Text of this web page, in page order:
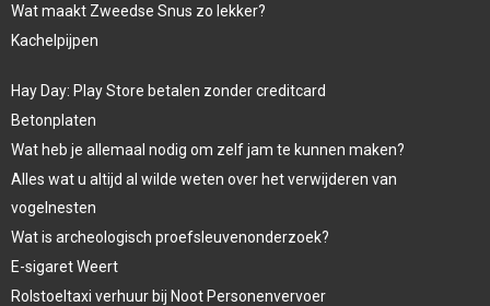
Wat maakt Zweedse Snus zo lekker?
Kachelpijpen
Hay Day: Play Store betalen zonder creditcard
Betonplaten
Wat heb je allemaal nodig om zelf jam te kunnen maken?
Alles wat u altijd al wilde weten over het verwijderen van
vogelnesten
Wat is archeologisch proefsleuvenonderzoek?
E-sigaret Weert
Rolstoeltaxi verhuur bij Noot Personenvervoer